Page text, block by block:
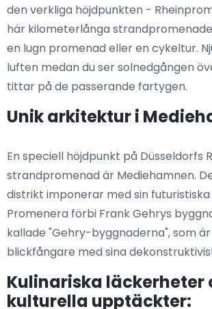
den verkliga höjdpunkten -
här kilometerlånga
en lugn promenad eller en cykeltur.
luften medan du ser solnedgången
tittar på de passerande fartygen.
Unik arkitektur i
En speciell höjdpunkt på Düsseldorfs
strandpromenad är Mediehamnen.
distrikt imponerar med sin
Promenera förbi Frank Gehrys
kallade "Gehry-byggnaderna", som
blickfångare med sina
Kulinariska läckerheter
kulturella upptäckter: